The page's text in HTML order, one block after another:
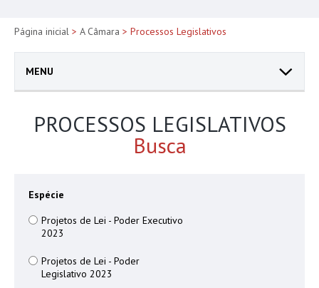
Página inicial > A Câmara > Processos Legislativos
MENU
PROCESSOS LEGISLATIVOS
Busca
Espécie
Projetos de Lei - Poder Executivo
2023
Projetos de Lei - Poder
Legislativo 2023